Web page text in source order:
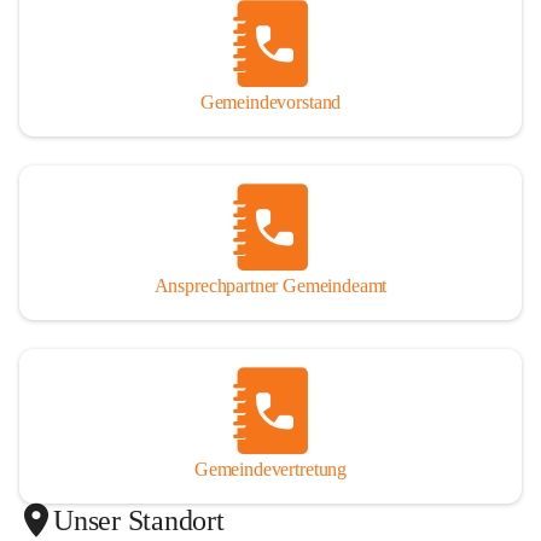
Gemeindevorstand
Ansprechpartner Gemeindeamt
Gemeindevertretung
Unser Standort